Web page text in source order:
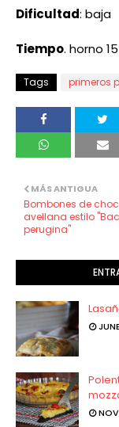
Dificultad: baja
Tiempo. horno
Tags primeros
MÁS ANTIGUA
Bombones de
avellana estilo
perugina"